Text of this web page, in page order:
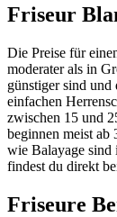
Friseur
Die Preise für
moderater als in
günstiger sind
einfachen
zwischen 15 und
beginnen meist ab
wie Balayage sind
findest du direkt
Friseure